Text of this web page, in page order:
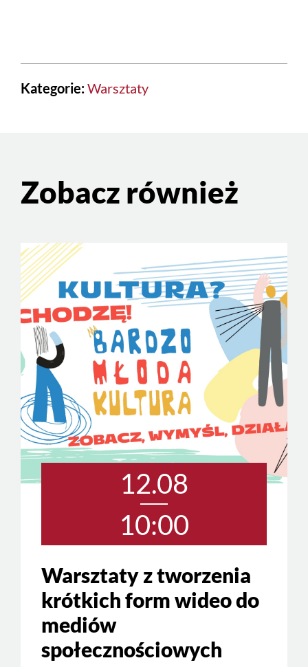
Kategorie:Warsztaty
Zobacz również
12.08
10:00
Warsztaty z tworzenia
krótkich form wideo do
mediów
społecznościowych